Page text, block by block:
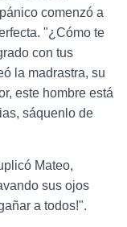
comenzó a
"¿Cómo te
con tus
la madrastra, su
este hombre está
sáquenlo de
Mateo,
sus ojos
a todos!".